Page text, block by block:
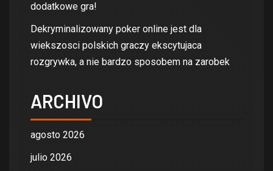
dodatkowe gra!
Dekryminalizowany poker online jest dla
wiekszosci polskich graczy ekscytujaca
rozgrywka, a nie bardzo sposobem na zarobek
ARCHIVO
agosto 2026
julio 2026